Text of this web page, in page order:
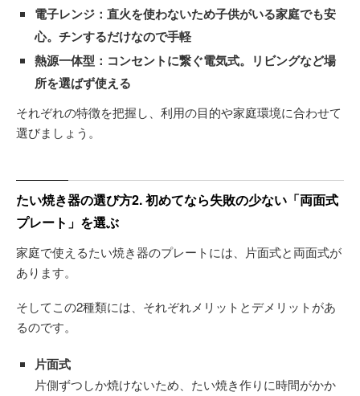
電子レンジ：直火を使わないため子供がいる家庭でも安
心。チンするだけなので手軽
熱源一体型：コンセントに繋ぐ電気式。リビングなど場
所を選ばず使える
それぞれの特徴を把握し、利用の目的や家庭環境に合わせて
選びましょう。
たい焼き器の選び方2. 初めてなら失敗の少ない「両面式
プレート」を選ぶ
家庭で使えるたい焼き器のプレートには、片面式と両面式が
あります。
そしてこの2種類には、それぞれメリットとデメリットがあ
るのです。
片面式
片側ずつしか焼けないため、たい焼き作りに時間がかか